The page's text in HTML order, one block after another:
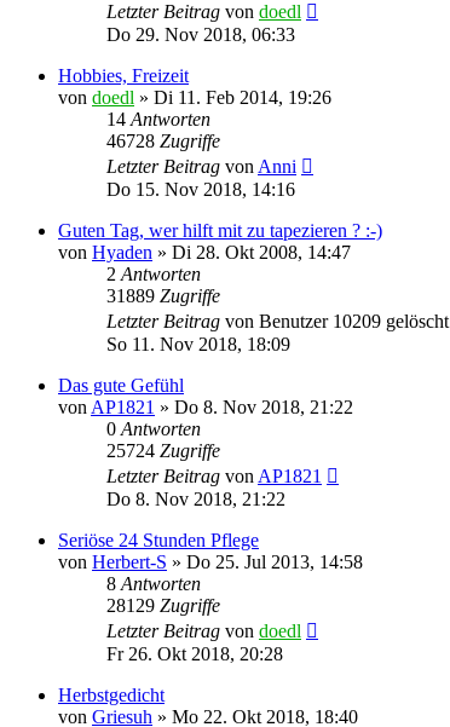
Letzter Beitrag von doedl
Do 29. Nov 2018, 06:33
Hobbies, Freizeit
von doedl » Di 11. Feb 2014, 19:26
14 Antworten
46728 Zugriffe
Letzter Beitrag von Anni
Do 15. Nov 2018, 14:16
Guten Tag, wer hilft mit zu tapezieren ? :-)
von Hyaden » Di 28. Okt 2008, 14:47
2 Antworten
31889 Zugriffe
Letzter Beitrag von Benutzer 10209 gelöscht
So 11. Nov 2018, 18:09
Das gute Gefühl
von AP1821 » Do 8. Nov 2018, 21:22
0 Antworten
25724 Zugriffe
Letzter Beitrag von AP1821
Do 8. Nov 2018, 21:22
Seriöse 24 Stunden Pflege
von Herbert-S » Do 25. Jul 2013, 14:58
8 Antworten
28129 Zugriffe
Letzter Beitrag von doedl
Fr 26. Okt 2018, 20:28
Herbstgedicht
von Griesuh » Mo 22. Okt 2018, 18:40